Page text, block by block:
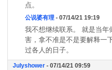
点。
公说婆有理 - 07/14/21 19:19
我不想继续联系。 就是当
害，拿不准是不是要解释一
过各人的日子。
Julyshower - 07/14/21 09:59